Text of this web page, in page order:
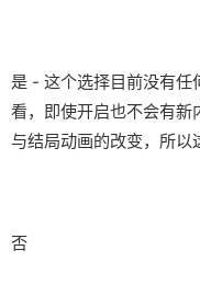
是 - 这个选择目前没有任
看，即使开启也不会有新
与结局动画的改变，所以
否